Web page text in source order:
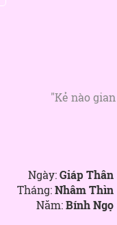
"Kẻ nào
Ngày:Giáp Thân
Tháng:Nhâm Thìn
Năm:Bính Ngọ